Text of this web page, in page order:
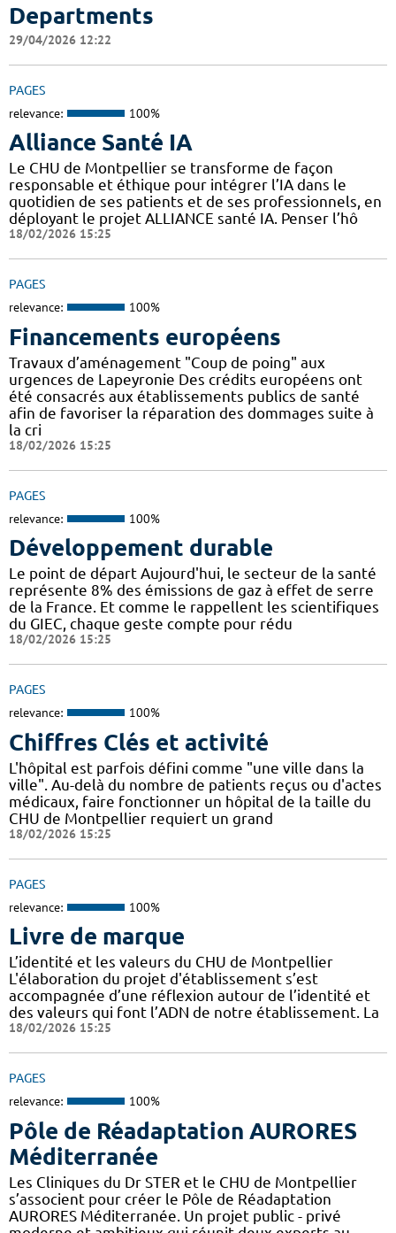
Departments
29/04/2026 12:22
PAGES
relevance: 100%
Alliance Santé IA
Le CHU de Montpellier se transforme de façon
responsable et éthique pour intégrer l’IA dans le
quotidien de ses patients et de ses professionnels, en
déployant le projet ALLIANCE santé IA. Penser l’hô
18/02/2026 15:25
PAGES
relevance: 100%
Financements européens
Travaux d’aménagement "Coup de poing" aux
urgences de Lapeyronie Des crédits européens ont
été consacrés aux établissements publics de santé
afin de favoriser la réparation des dommages suite à
la cri
18/02/2026 15:25
PAGES
relevance: 100%
Développement durable
Le point de départ Aujourd'hui, le secteur de la santé
représente 8% des émissions de gaz à effet de serre
de la France. Et comme le rappellent les scientifiques
du GIEC, chaque geste compte pour rédu
18/02/2026 15:25
PAGES
relevance: 100%
Chiffres Clés et activité
L'hôpital est parfois défini comme "une ville dans la
ville". Au-delà du nombre de patients reçus ou d'actes
médicaux, faire fonctionner un hôpital de la taille du
CHU de Montpellier requiert un grand
18/02/2026 15:25
PAGES
relevance: 100%
Livre de marque
L’identité et les valeurs du CHU de Montpellier
L'élaboration du projet d'établissement s’est
accompagnée d’une réflexion autour de l’identité et
des valeurs qui font l’ADN de notre établissement. La
18/02/2026 15:25
PAGES
relevance: 100%
Pôle de Réadaptation AURORES
Méditerranée
Les Cliniques du Dr STER et le CHU de Montpellier
s’associent pour créer le Pôle de Réadaptation
AURORES Méditerranée. Un projet public - privé